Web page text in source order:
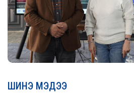
ШИНЭ МЭДЭЭ